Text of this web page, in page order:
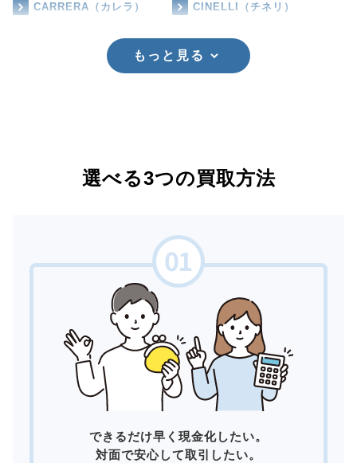
CARRERA（カレラ） CINELLI（チネリ）
もっと見る
選べる3つの買取方法
できるだけ早く現金化したい。
対面で安心して取引したい。